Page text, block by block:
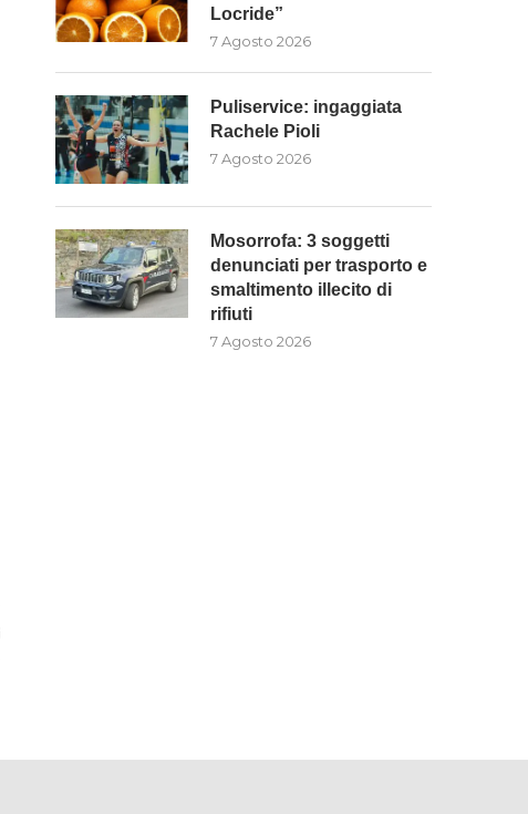
Locride”
7 Agosto 2026
Puliservice: ingaggiata
Rachele Pioli
7 Agosto 2026
Mosorrofa: 3 soggetti
denunciati per trasporto e
smaltimento illecito di
rifiuti
7 Agosto 2026